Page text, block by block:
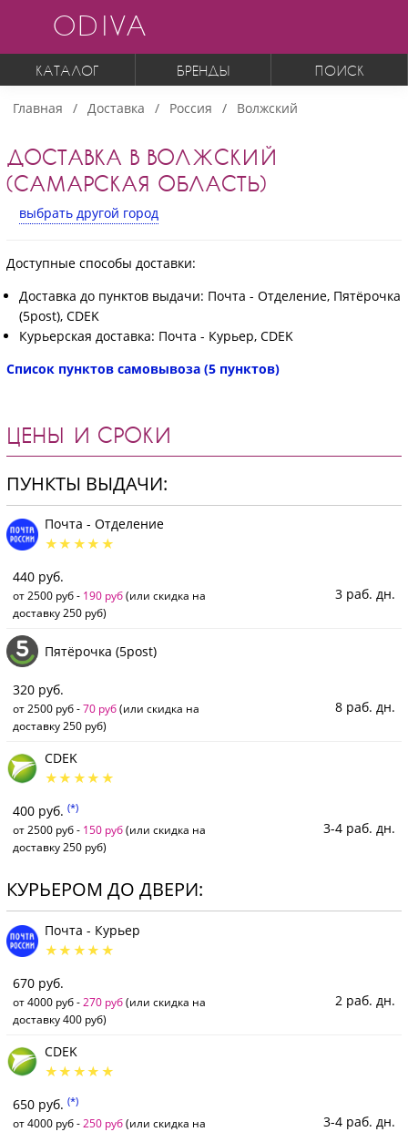
ODIVA
КАТАЛОГ БРЕНДЫ ПОИСК
Главная Доставка Россия Волжский
ДОСТАВКА В ВОЛЖСКИЙ
(САМАРСКАЯ ОБЛАСТЬ)
выбрать другой город
Доступные способы доставки:
Доставка до пунктов выдачи: Почта - Отделение, Пятёрочка
(5post), CDEK
Курьерская доставка: Почта - Курьер, CDEK
Список пунктов самовывоза (5 пунктов)
ЦЕНЫ И СРОКИ
ПУНКТЫ ВЫДАЧИ:
Почта - Отделение
440 руб.
от 2500 руб - 190 руб(или скидка на
доставку 250 руб)
3 раб. дн.
Пятёрочка (5post)
320 руб.
от 2500 руб -70 руб(или скидка на
доставку 250 руб)
8 раб. дн.
CDEK
400 руб. (*)
от 2500 руб - 150 руб(или скидка на
доставку 250 руб)
3-4 раб. дн.
КУРЬЕРОМ ДО ДВЕРИ:
Почта - Курьер
670 руб.
от 4000 руб - 270 руб(или скидка на
доставку 400 руб)
2 раб. дн.
CDEK
650 руб. (*)
от 4000 руб - 250 руб(или скидка на
3-4 раб. дн.